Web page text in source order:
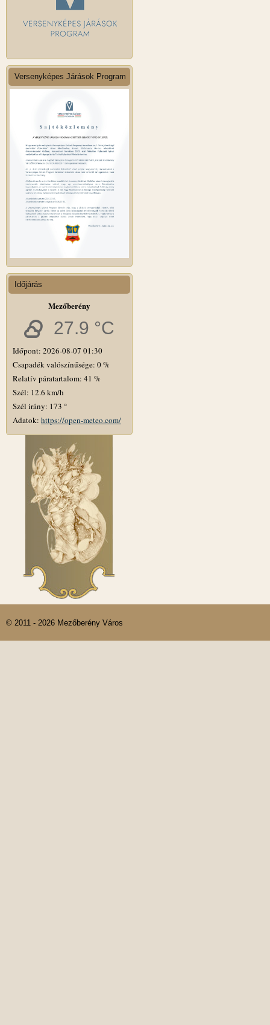
Versenyképes Járások Program
Időjárás
Mezőberény
27.9 °C
Időpont: 2026-08-07 01:30
Csapadék valószínűsége: 0 %
Relatív páratartalom: 41 %
Szél: 12.6 km/h
Szél irány: 173 °
Adatok: https://open-meteo.com/
© 2011 - 2026 Mezőberény Város